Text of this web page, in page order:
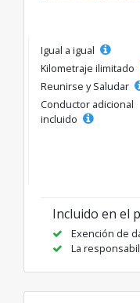
Igual a igual
Kilometraje ilimitado
Reunirse y Saludar
Conductor adicional
incluido
Incluido en el
Exención de
La